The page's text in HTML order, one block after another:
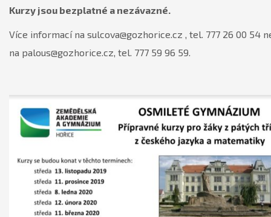
Kurzy jsou bezplatné a nezávazné.
Více informací na sulcova@gozhorice.cz , tel. 777 26 00 54
na palous@gozhorice.cz, tel. 777 59 96 59.